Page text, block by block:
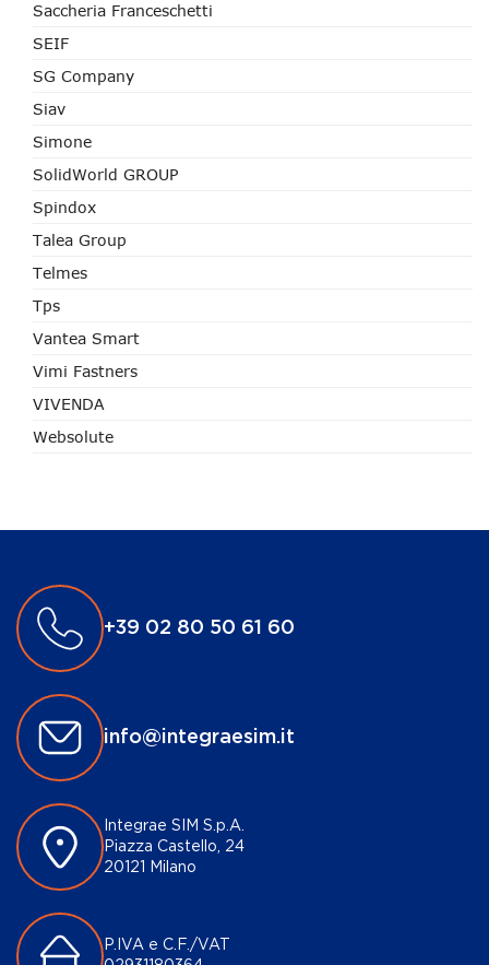
Saccheria Franceschetti
SEIF
SG Company
Siav
Simone
SolidWorld GROUP
Spindox
Talea Group
Telmes
Tps
Vantea Smart
Vimi Fastners
VIVENDA
Websolute
+39 02 80 50 61 60
info@integraesim.it
Integrae SIM S.p.A.
Piazza Castello, 24
20121 Milano
P.IVA e C.F./VAT